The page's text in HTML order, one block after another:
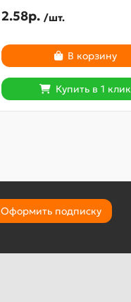
2.58р. /шт.
В корзину
Купить в 1 клик
Оформить подписку